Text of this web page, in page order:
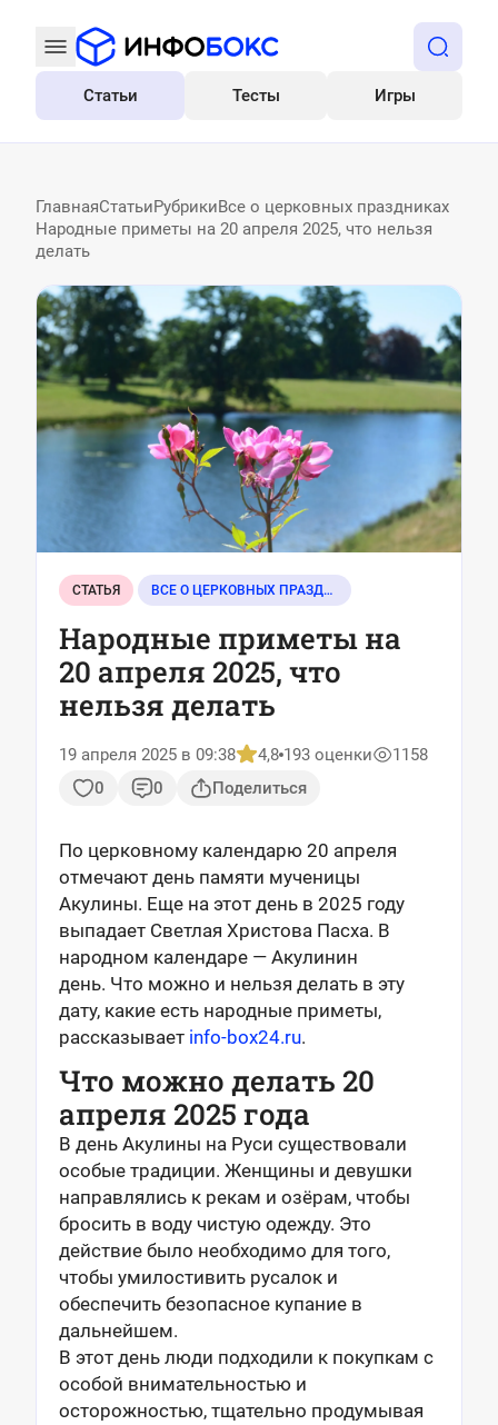
Все
Статьи Тесты Игры
ГлавнаяСтатьиРубрикиВсе о церковных праздниках
Народные приметы на 20 апреля 2025, что нельзя
делать
СТАТЬЯ ВСЕ О ЦЕРКОВНЫХ ПРАЗДНИКАХ
Народные приметы на
20 апреля 2025, что
нельзя делать
19 апреля 2025 в 09:38 4,8 193 оценки
1158
0
0 Поделиться
По церковному календарю 20 апреля
отмечают день памяти мученицы
Акулины. Еще на этот день в 2025 году
выпадает Светлая Христова Пасха. В
народном календаре — Акулинин
день. Что можно и нельзя делать в эту
дату, какие есть народные приметы,
рассказывает info-box24.ru.
Что можно делать 20
апреля 2025 года
В день Акулины на Руси существовали
особые традиции. Женщины и девушки
направлялись к рекам и озёрам, чтобы
бросить в воду чистую одежду. Это
действие было необходимо для того,
чтобы умилостивить русалок и
обеспечить безопасное купание в
дальнейшем.
В этот день люди подходили к покупкам с
особой внимательностью и
осторожностью, тщательно продумывая